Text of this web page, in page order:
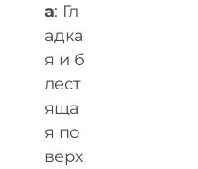
а: Гл
адка
я и б
лест
яща
я по
верх